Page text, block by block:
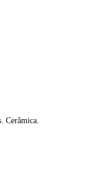
Cerâmica.